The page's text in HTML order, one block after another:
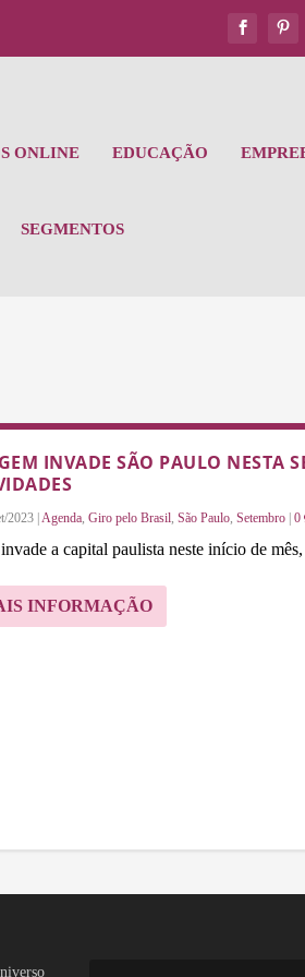
ONLINE EDUCAÇÃO
SEGMENTOS
INVADE SÃO PAULO NESTA
2023 Agenda, Giro pelo Brasil, São Paulo, Setembro 0
a capital paulista neste início de
INFORMAÇÃO